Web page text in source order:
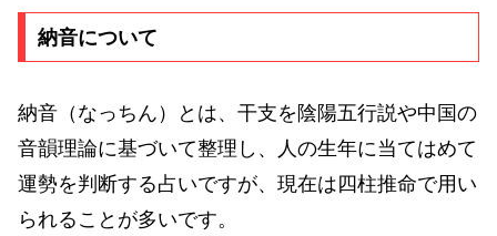
納音について
納音（なっちん）とは、干支を陰陽五行説や中国の
音韻理論に基づいて整理し、人の生年に当てはめて
運勢を判断する占いですが、現在は四柱推命で用い
られることが多いです。